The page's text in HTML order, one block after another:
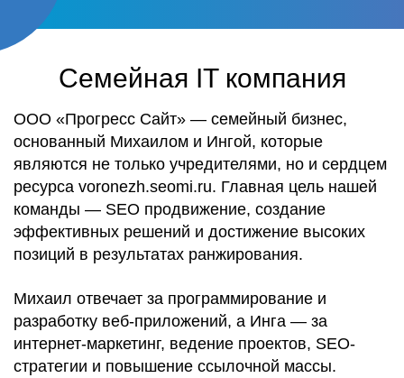
Семейная IT компания
ООО «Прогресс Сайт» — семейный бизнес,
основанный Михаилом и Ингой, которые
являются не только учредителями, но и сердцем
ресурса voronezh.seomi.ru. Главная цель нашей
команды — SEO продвижение, создание
эффективных решений и достижение высоких
позиций в результатах ранжирования.
Михаил отвечает за программирование и
разработку веб-приложений, а Инга — за
интернет-маркетинг, ведение проектов, SEO-
стратегии и повышение ссылочной массы.